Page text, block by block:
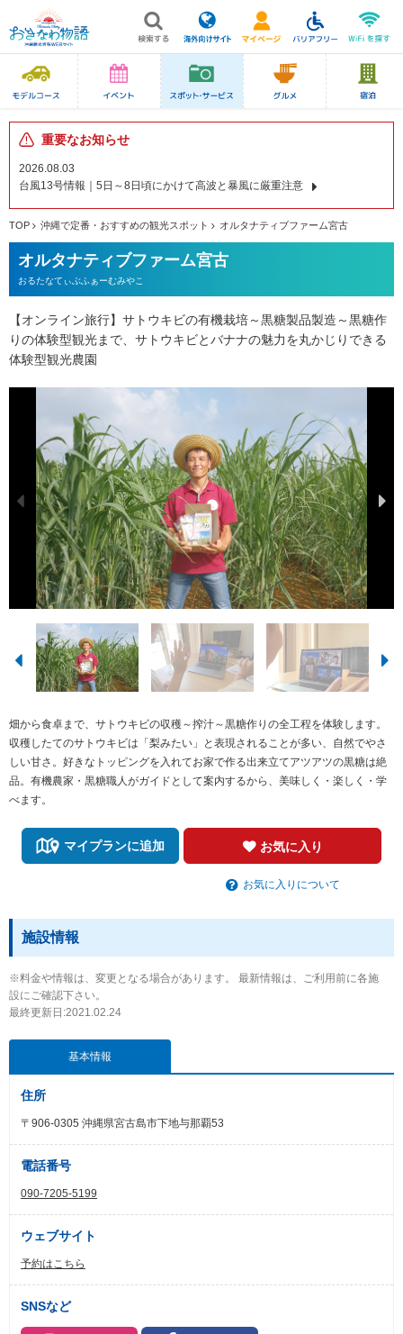
重要なお知らせ
2026.08.03
台風13号情報｜5日～8日頃にかけて高波と暴風に厳重注意
TOP 沖縄で定番・おすすめの観光スポット オルタナティブファーム宮古
オルタナティブファーム宮古
おるたなてぃぶふぁーむみやこ
【オンライン旅行】サトウキビの有機栽培～黒糖製品製造～黒糖作
りの体験型観光まで、サトウキビとバナナの魅力を丸かじりできる
体験型観光農園
畑から食卓まで、サトウキビの収穫～搾汁～黒糖作りの全工程を体験します。
収穫したてのサトウキビは「梨みたい」と表現されることが多い、自然でやさ
しい甘さ。好きなトッピングを入れてお家で作る出来立てアツアツの黒糖は絶
品。有機農家・黒糖職人がガイドとして案内するから、美味しく・楽しく・学
べます。
マイプランに追加 お気に入り
お気に入りについて
施設情報
※料金や情報は、変更となる場合があります。 最新情報は、ご利用前に各施
設にご確認下さい。
最終更新日:2021.02.24
基本情報
住所
〒906-0305 沖縄県宮古島市下地与那覇53
電話番号
090-7205-5199
ウェブサイト
予約はこちら
SNSなど